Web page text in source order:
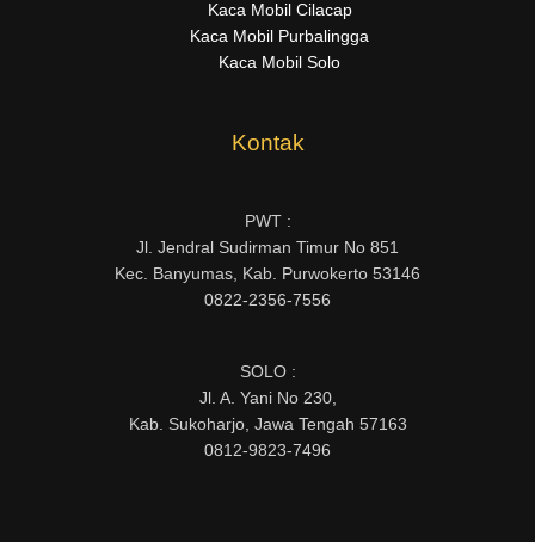
Kaca Mobil Cilacap
Kaca Mobil Purbalingga
Kaca Mobil Solo
Kontak
PWT :
Jl. Jendral Sudirman Timur No 851
Kec. Banyumas, Kab. Purwokerto 53146
0822-2356-7556
SOLO :
Jl. A. Yani No 230,
Kab. Sukoharjo, Jawa Tengah 57163
0812-9823-7496